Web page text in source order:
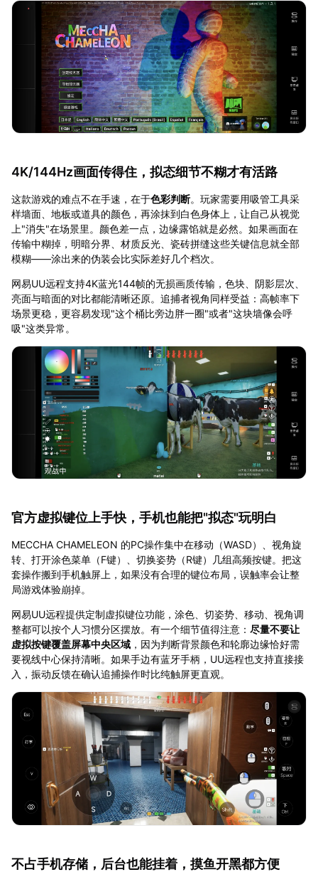
4K/144Hz画面传得住，拟态细节不糊才有活路
这款游戏的难点不在手速，在于色彩判断。玩家需要用吸管工具采
样墙面、地板或道具的颜色，再涂抹到白色身体上，让自己从视觉
上"消失"在场景里。颜色差一点，边缘露馅就是必然。如果画面在
传输中糊掉，明暗分界、材质反光、瓷砖拼缝这些关键信息就全部
模糊——涂出来的伪装会比实际差好几个档次。
网易UU远程支持4K蓝光144帧的无损画质传输，色块、阴影层次、
亮面与暗面的对比都能清晰还原。追捕者视角同样受益：高帧率下
场景更稳，更容易发现"这个桶比旁边胖一圈"或者"这块墙像会呼
吸"这类异常。
官方虚拟键位上手快，手机也能把"拟态"玩明白
MECCHA CHAMELEON 的PC操作集中在移动（WASD）、视角旋
转、打开涂色菜单（F键）、切换姿势（R键）几组高频按键。把这
套操作搬到手机触屏上，如果没有合理的键位布局，误触率会让整
局游戏体验崩掉。
网易UU远程提供定制虚拟键位功能，涂色、切姿势、移动、视角调
整都可以按个人习惯分区摆放。有一个细节值得注意： 尽量不要让
虚拟按键覆盖屏幕中央区域，因为判断背景颜色和轮廓边缘恰好需
要视线中心保持清晰。如果手边有蓝牙手柄，UU远程也支持直接接
入，振动反馈在确认追捕操作时比纯触屏更直观。
不占手机存储，后台也能挂着，摸鱼开黑都方便